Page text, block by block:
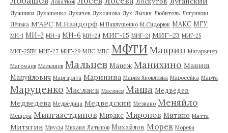
Лужники Лукашенко Лукичев Лукоянова Лух Лыхин Любитель Лягушкин
Лёнька М'АРС М.Найдорф М.Павлушенко М.Сидорюк МАКС МГУ
МИ-1 МИ-2 МИ-4 МИ-6 МИ-24 МИГ-15 МИГ-21 МИГ-23 МИГ-25
МИГ-25ПУ МИГ-27 МИГ-29 МЛС МПС МФТИ Маврин Магарычев
Магомаев Малышев Мальцев Манеж Манихино Маниш
Мануйлович Маргарита Маринина Мария Яковлевна Маросейка Марта
Маруценко Маслаев Масляев Маша Медведев
Медведева Медведица Медведский Мезиано Меняйло
Мещера Мингазетдинов Миракс Миронов Митино Митта
Митягин Миусы Михаил Латыпов Михайлов Морев Морева